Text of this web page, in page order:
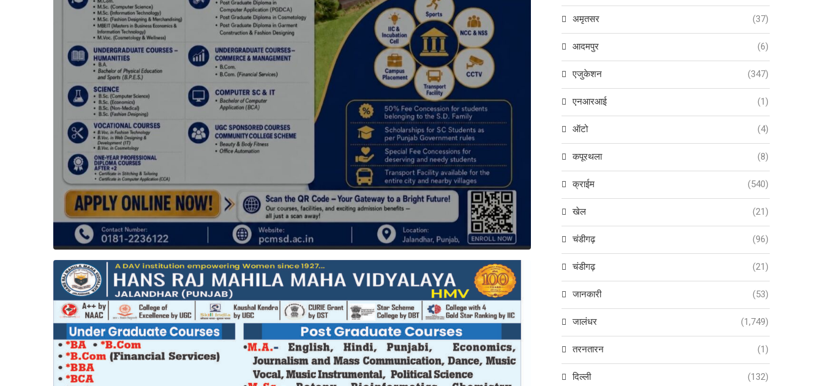
अमृतसर (37)
आदमपुर (6)
एजुकेशन (347)
एनआरआई (1)
ऑटो (4)
कपूरथला (8)
क्राईम (540)
खेल (21)
चंडीगढ़ (96)
चंडीगढ़ (21)
जानकारी (53)
जालंधर (1,749)
तरनतारन (1)
दिल्ली (132)